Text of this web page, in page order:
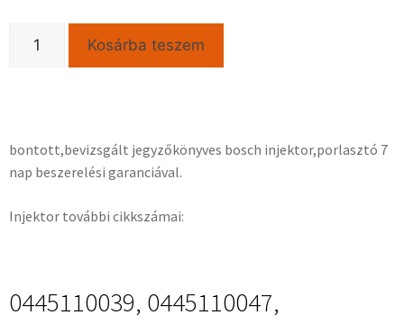
Kosárba teszem
bontott,bevizsgált jegyzőkönyves bosch injektor,porlasztó 7
nap beszerelési garanciával.
Injektor további cikkszámai:
0445110039, 0445110047,